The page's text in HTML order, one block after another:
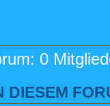
0
DIESEM